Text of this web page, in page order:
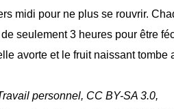
midi pour ne plus se rouvrir.
seulement 3 heures pour être
avorte et le fruit naissant tombe
personnel, CC BY-SA 3.0,